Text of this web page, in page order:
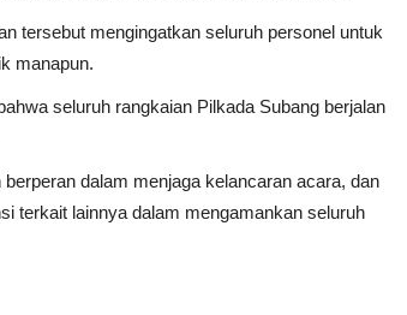
tersebut mengingatkan seluruh personel untuk
manapun.
seluruh rangkaian Pilkada Subang berjalan
dalam menjaga kelancaran acara, dan
terkait lainnya dalam mengamankan seluruh